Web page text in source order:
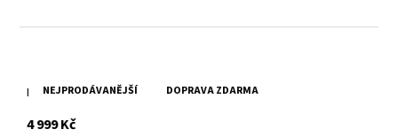
NEJPRODÁVANĚJŠÍ DOPRAVA ZDARMA
Kožená dámská černá bunda MWXanna
4 999 Kčs DPH